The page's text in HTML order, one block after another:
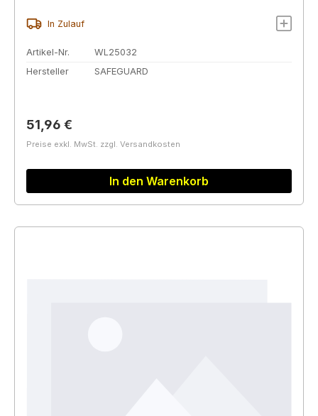
In Zulauf
Artikel-Nr.
WL25032
Hersteller
SAFEGUARD
Regulärer Preis:
51,96 €
Preise exkl. MwSt. zzgl. Versandkosten
In den Warenkorb